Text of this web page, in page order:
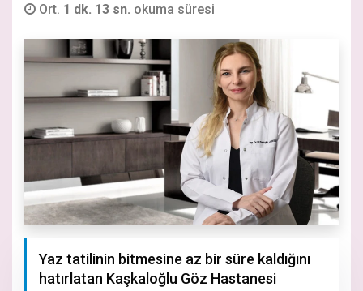
Ort. 1 dk. 13 sn. okuma süresi
Yaz tatilinin bitmesine az bir süre kaldığını
hatırlatan Kaşkaloğlu Göz Hastanesi